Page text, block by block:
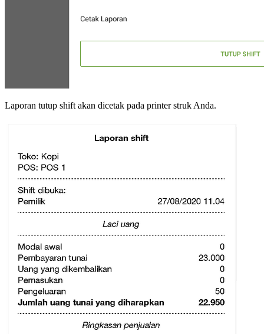
Laporan tutup shift akan dicetak pada printer struk Anda.